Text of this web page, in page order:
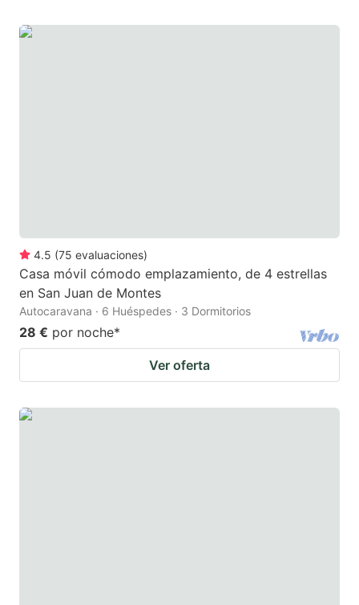
4.5 (75 evaluaciones)
Casa móvil cómodo emplazamiento, de 4 estrellas
en San Juan de Montes
Autocaravana · 6 Huéspedes · 3 Dormitorios
28 € por noche*
Ver oferta